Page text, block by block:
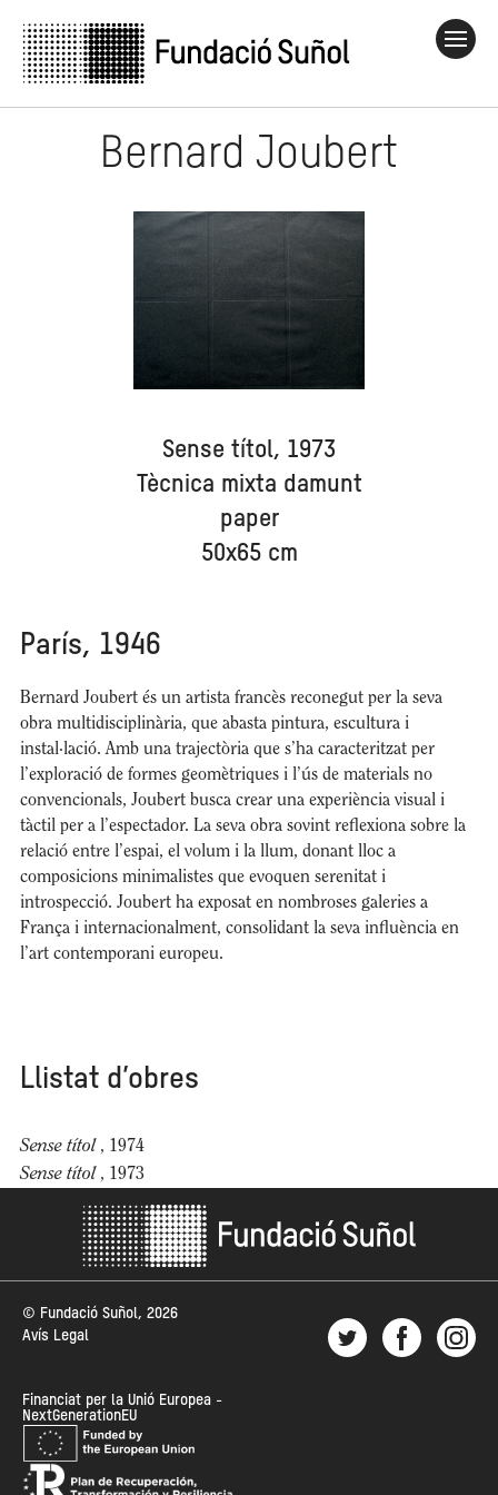
Bernard Joubert
Sense títol, 1973
Tècnica mixta damunt
paper
50x65 cm
París, 1946
Bernard Joubert és un artista francès reconegut per la seva
obra multidisciplinària, que abasta pintura, escultura i
instal·lació. Amb una trajectòria que s’ha caracteritzat per
l’exploració de formes geomètriques i l’ús de materials no
convencionals, Joubert busca crear una experiència visual i
tàctil per a l’espectador. La seva obra sovint reflexiona sobre la
relació entre l’espai, el volum i la llum, donant lloc a
composicions minimalistes que evoquen serenitat i
introspecció. Joubert ha exposat en nombroses galeries a
França i internacionalment, consolidant la seva influència en
l’art contemporani europeu.
Llistat d’obres
Sense títol , 1974
Sense títol , 1973
© Fundació Suñol, 2026
Avís Legal
Financiat per la Unió Europea -
NextGenerationEU